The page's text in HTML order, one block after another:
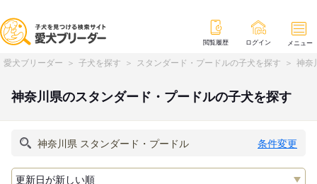
閲覧履歴 ログイン メニュー
愛犬ブリーダー 子犬を探す スタンダード・プードルの子犬を探す 神奈
神奈川県のスタンダード・プードルの子犬を探す
条件変更